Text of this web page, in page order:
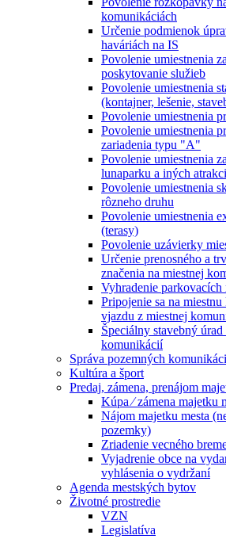
komunikáciách
Určenie podmienok
haváriách na IS
Povolenie umiestnenia
poskytovanie služieb
Povolenie umiestnenia
(kontajner, lešenie,
Povolenie umiestnenia
Povolenie umiestnenia
zariadenia typu "A"
Povolenie umiestnenia
lunaparku a iných
Povolenie umiestnenia
rôzneho druhu
Povolenie umiestnenia
(terasy)
Povolenie uzávierky
Určenie prenosného a
značenia na miestnej
Vyhradenie parkovacích
Pripojenie sa na
vjazdu z miestnej
Špeciálny stavebný
komunikácií
Správa pozemných
Kultúra a šport
Predaj, zámena, prenájom
Kúpa ⁄ zámena majetku
Nájom majetku mesta
pozemky)
Zriadenie vecného
Vyjadrenie obce na
vyhlásenia o vydržaní
Agenda mestských bytov
Životné prostredie
VZN
Legislatíva